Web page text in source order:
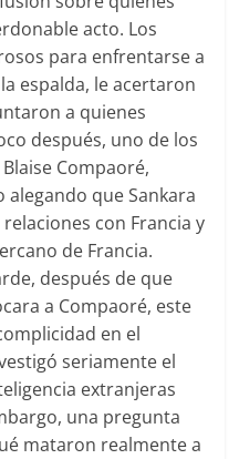
acto. Los
para enfrentarse a
espalda, le acertaron
a quienes
después, uno de los
Compaoré,
alegando que Sankara
con Francia y
de Francia.
después de que
a Compaoré, este
en el
seriamente el
extranjeras
una pregunta
mataron realmente a